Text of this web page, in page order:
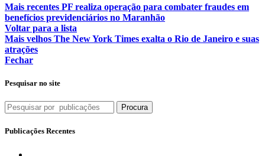
Mais recentes PF realiza operação para combater fraudes em
benefícios previdenciários no Maranhão
Voltar para a lista
Mais velhos The New York Times exalta o Rio de Janeiro e suas
atrações
Fechar
Pesquisar no site
Procura
Publicações Recentes